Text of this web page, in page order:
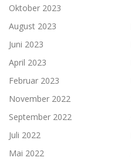
Oktober 2023
August 2023
Juni 2023
April 2023
Februar 2023
November 2022
September 2022
Juli 2022
Mai 2022